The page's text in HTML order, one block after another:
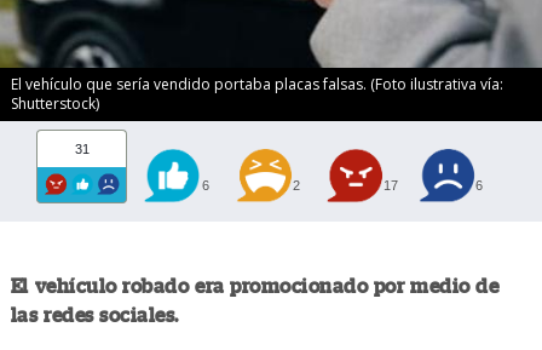
El vehículo que sería vendido portaba placas falsas. (Foto ilustrativa vía:
Shutterstock)
31
6 2 17 6
El vehículo robado era promocionado por medio de
las redes sociales.